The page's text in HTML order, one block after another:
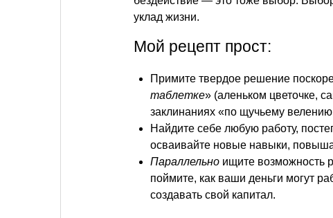
уклад жизни.
Мой рецепт прост:
Примите твердое решение
таблетке» (аленьком цветочке,
заклинаниях «по щучьему
Найдите себе любую работу,
осваивайте новые навыки,
Параллельно ищите возможность
поймите, как ваши деньги могут
создавать свой капитал.